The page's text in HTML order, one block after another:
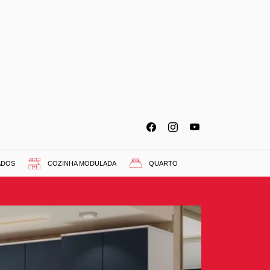
COZINHA MODULADA QUARTO